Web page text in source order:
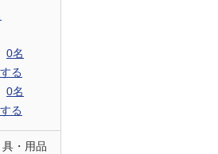
0名
る
0名
る
・用品